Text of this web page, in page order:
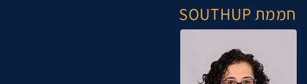
חממת SOUTHUP